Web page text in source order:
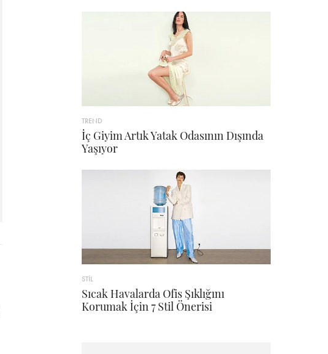
TREND
İç Giyim Artık Yatak Odasının Dışında
Yaşıyor
STİL
Sıcak Havalarda Ofis Şıklığını
Korumak İçin 7 Stil Önerisi